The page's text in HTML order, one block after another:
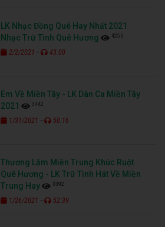
LK Nhạc Đồng Quê Hay Nhất 2021
Nhạc Trữ Tình Quê Hương
4256
2/2/2021 - 43:00
Em Về Miền Tây - LK Dân Ca Miền Tây
2021
3442
1/31/2021 - 50:16
Thương Lắm Miền Trung Khúc Ruột
Quê Hương - LK Trữ Tình Hát Về Miền
Trung Hay
3392
1/26/2021 - 52:39